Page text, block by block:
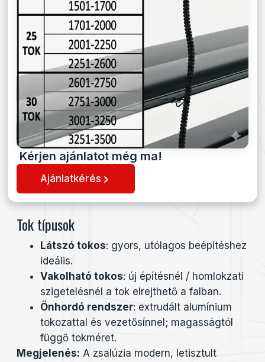
Kérjen ajánlatot még ma!
Ajánlatkérés
Tok típusok
Látszó tokos: gyors, utólagos beépítéshez
ideális.
Vakolható tokos: új építésnél / homlokzati
szigetelésnél a tok elrejthető a falban.
Önhordó rendszer: extrudált alumínium
tokozattal és vezetősínnel; magasságtól
függő tokméret.
Megjelenés: A zsalúzia modern, letisztult